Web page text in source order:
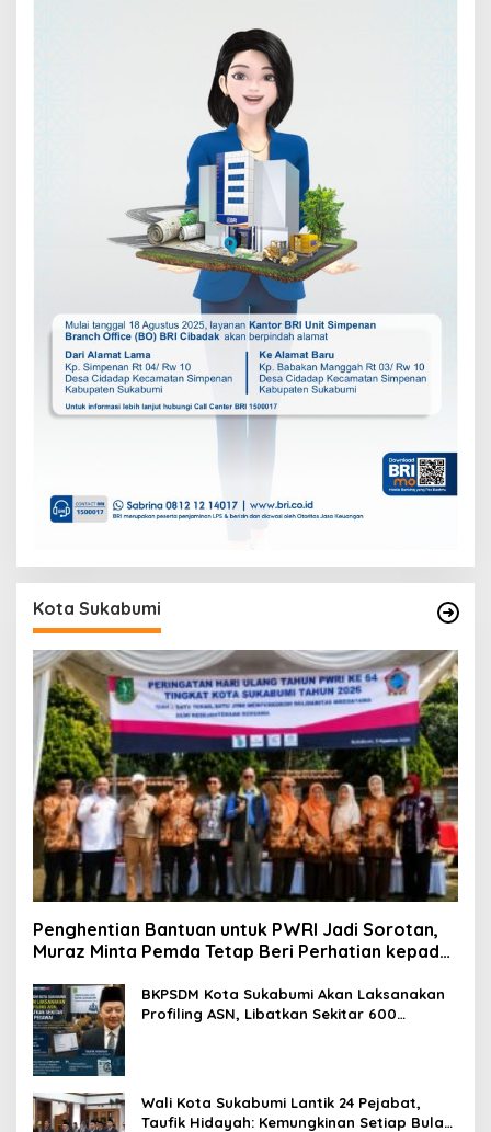
Kota Sukabumi
Penghentian Bantuan untuk PWRI Jadi Sorotan,
Muraz Minta Pemda Tetap Beri Perhatian kepada
BKPSDM Kota Sukabumi Akan Laksanakan
Profiling ASN, Libatkan Sekitar 600
Wali Kota Sukabumi Lantik 24 Pejabat,
Taufik Hidayah: Kemungkinan Setiap Bulan